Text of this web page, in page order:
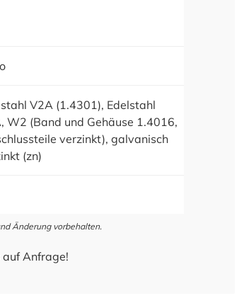
V2A (1.4301), Edelstahl
W2 (Band und Gehäuse 1.4016,
verzinkt), galvanisch
(zn)
Änderung vorbehalten.
Anfrage!